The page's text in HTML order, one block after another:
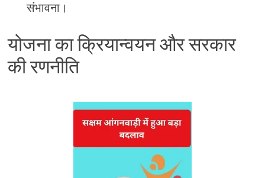
संभावना।
योजना का क्रियान्वयन और सरकार
की रणनीति